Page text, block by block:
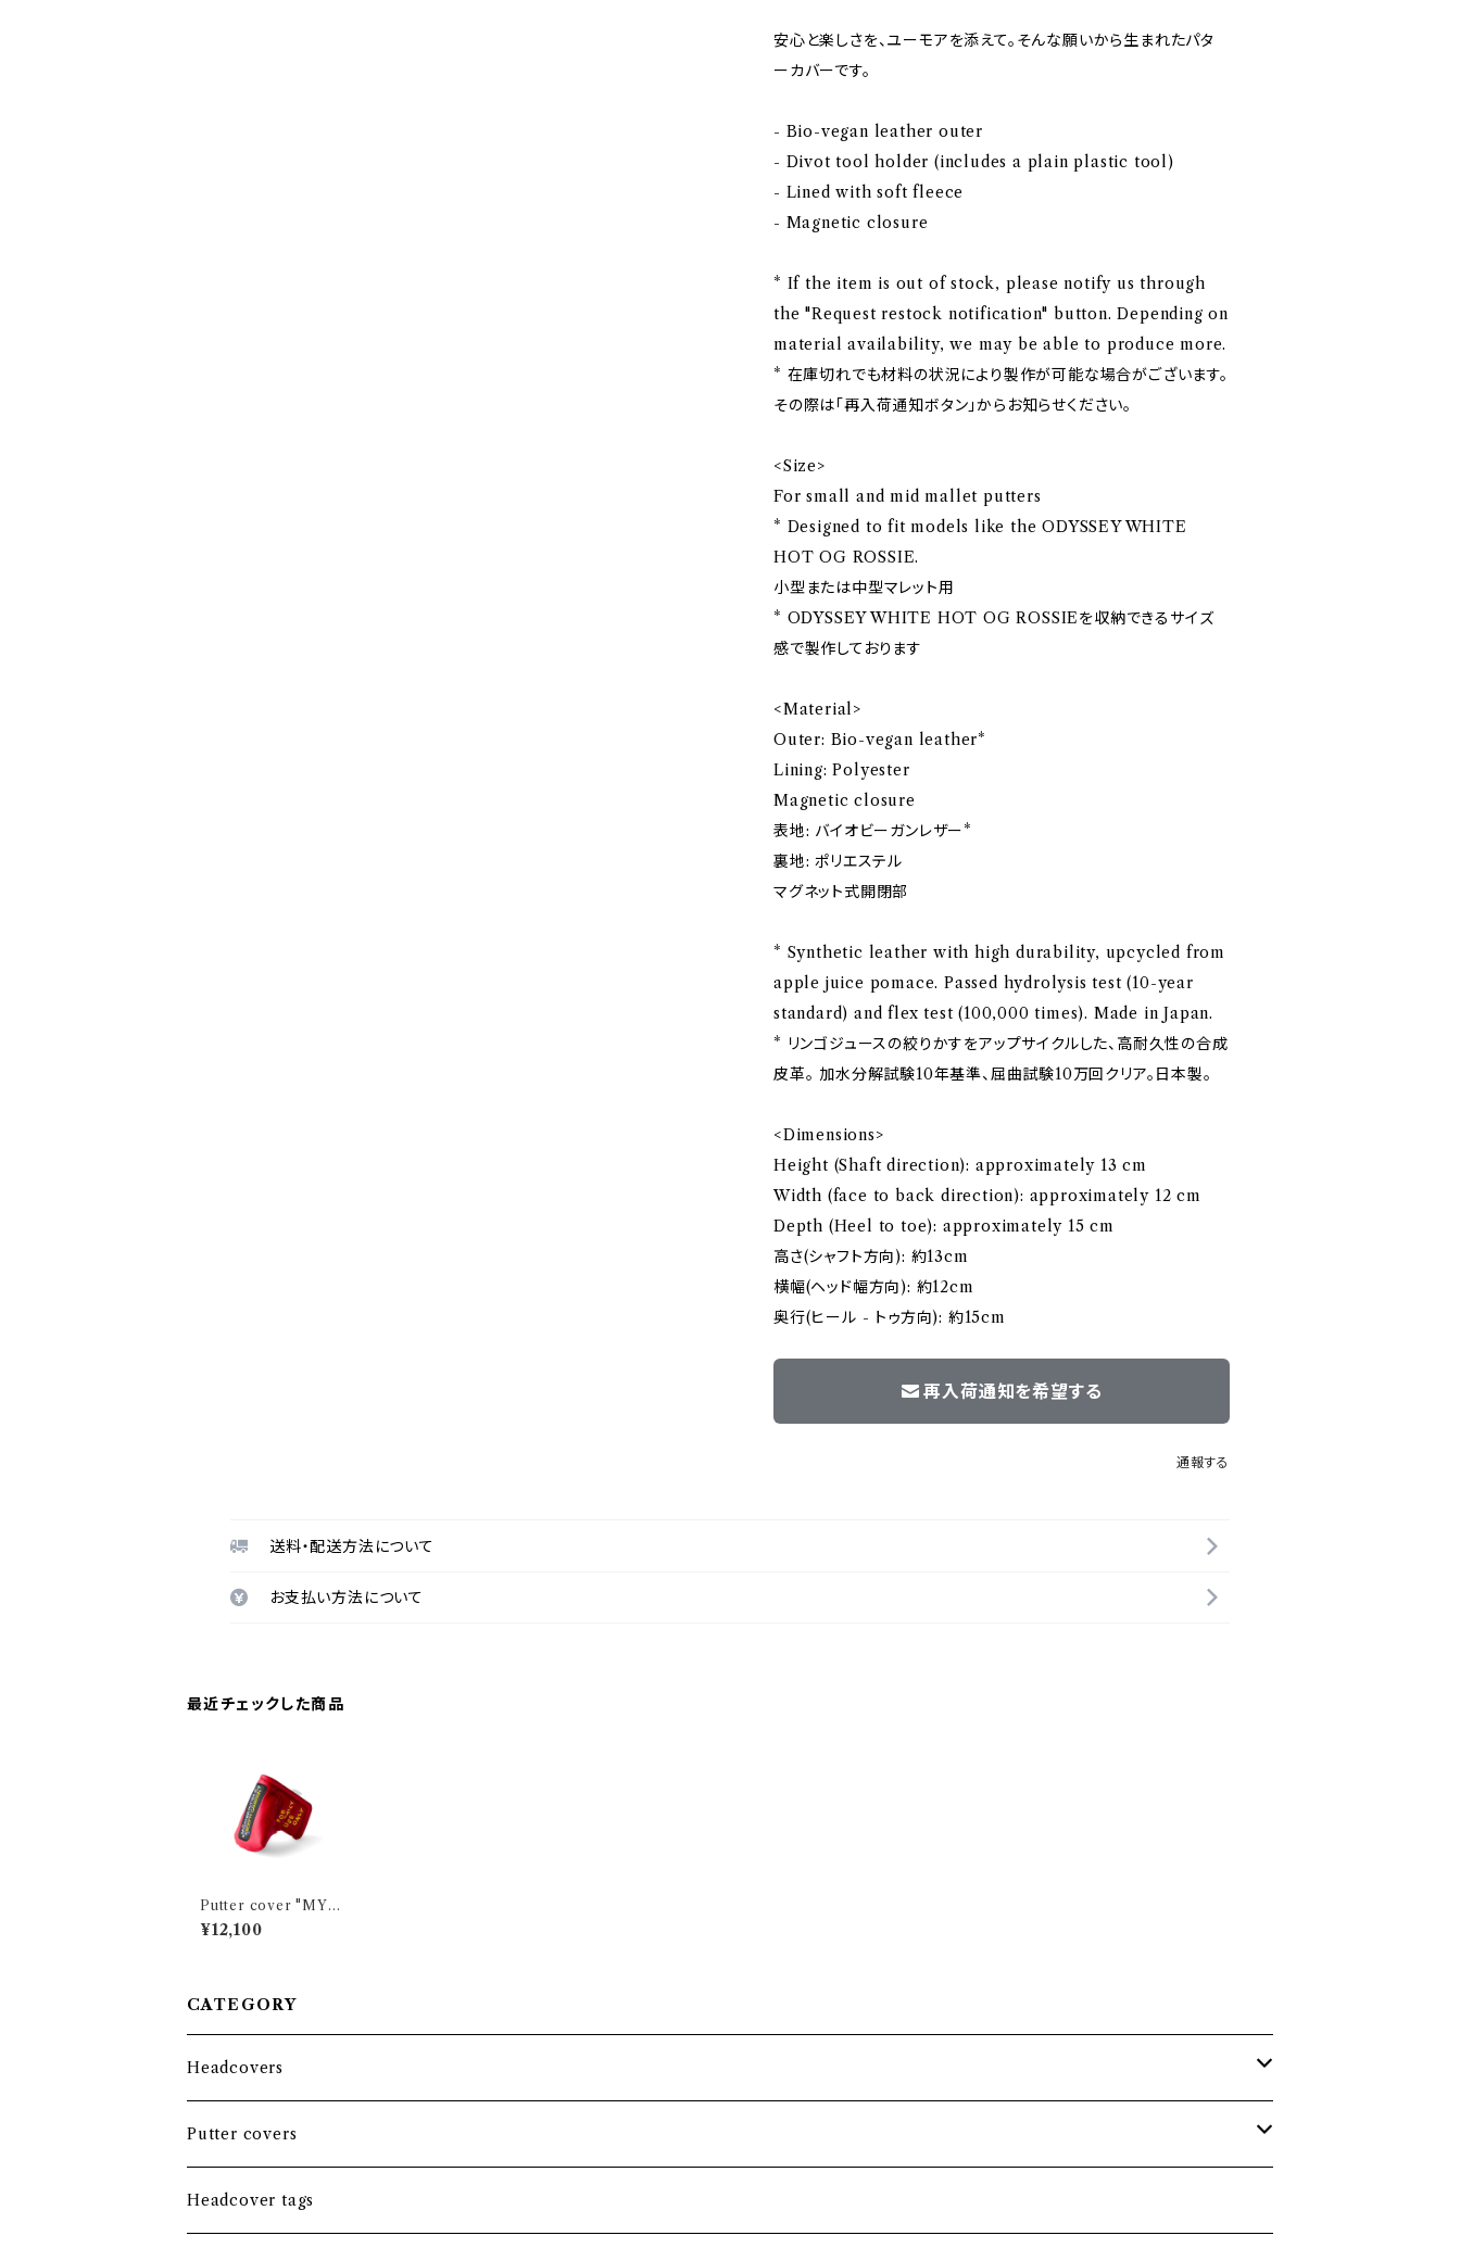
安心と楽しさを、ユーモアを添えて。そんな願いから生まれたパタ
ーカバーです。
- Bio-vegan leather outer
- Divot tool holder (includes a plain plastic tool)
- Lined with soft fleece
- Magnetic closure
* If the item is out of stock, please notify us through
the "Request restock notification" button. Depending on
material availability, we may be able to produce more.
* 在庫切れでも材料の状況により製作が可能な場合がございます。
その際は「再入荷通知ボタン」からお知らせください。
<Size>
For small and mid mallet putters
* Designed to fit models like the ODYSSEY WHITE
HOT OG ROSSIE.
小型または中型マレット用
* ODYSSEY WHITE HOT OG ROSSIEを収納できるサイズ
感で製作しております
<Material>
Outer: Bio-vegan leather*
Lining: Polyester
Magnetic closure
表地: バイオビーガンレザー*
裏地: ポリエステル
マグネット式開閉部
* Synthetic leather with high durability, upcycled from
apple juice pomace. Passed hydrolysis test (10-year
standard) and flex test (100,000 times). Made in Japan.
* リンゴジュースの絞りかすをアップサイクルした、高耐久性の合成
皮革。 加水分解試験10年基準、屈曲試験10万回クリア。日本製。
<Dimensions>
Height (Shaft direction): approximately 13 cm
Width (face to back direction): approximately 12 cm
Depth (Heel to toe): approximately 15 cm
高さ(シャフト方向): 約13cm
横幅(ヘッド幅方向): 約12cm
奥行(ヒール - トゥ方向): 約15cm
再入荷通知を希望する
通報する
送料・配送方法について
お支払い方法について
最近チェックした商品
Putter cover "MY O
THER PUTTER I
S..." RED / Small mall
¥12,100
CATEGORY
Headcovers
Headcover bundle
Driver
Putter covers
Blade
Headcover tags